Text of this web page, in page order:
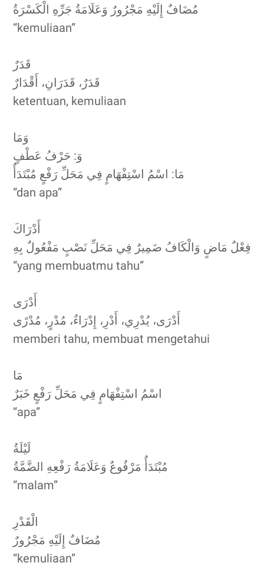
مُضَافٌ إِلَيْهِ مَجْرُورٌ وَعَلَامَةُ جَرِّهِ الْكَسْرَةُ
“kemuliaan”
قَدَرٌ
قَدَرٌ، قَدَرَانِ، أَقْدَارٌ
ketentuan, kemuliaan
وَمَا
وَ: حَرْفُ عَطْفٍ
مَا: اسْمُ اسْتِفْهَامٍ فِي مَحَلِّ رَفْعٍ مُبْتَدَأٌ
“dan apa”
أَدْرَاكَ
فِعْلٌ مَاضٍ وَالْكَافُ ضَمِيرٌ فِي مَحَلِّ نَصْبٍ مَفْعُولٌ بِهِ
“yang membuatmu tahu”
أَدْرَى
أَدْرَى، يُدْرِي، أَدْرِ، إِدْرَاءٌ، مُدْرٍ، مُدْرًى
memberi tahu, membuat mengetahui
مَا
اسْمُ اسْتِفْهَامٍ فِي مَحَلِّ رَفْعٍ خَبَرٌ
“apa”
لَيْلَةُ
مُبْتَدَأٌ مَرْفُوعٌ وَعَلَامَةُ رَفْعِهِ الضَّمَّةُ
“malam”
الْقَدْرِ
مُضَافٌ إِلَيْهِ مَجْرُورٌ
“kemuliaan”